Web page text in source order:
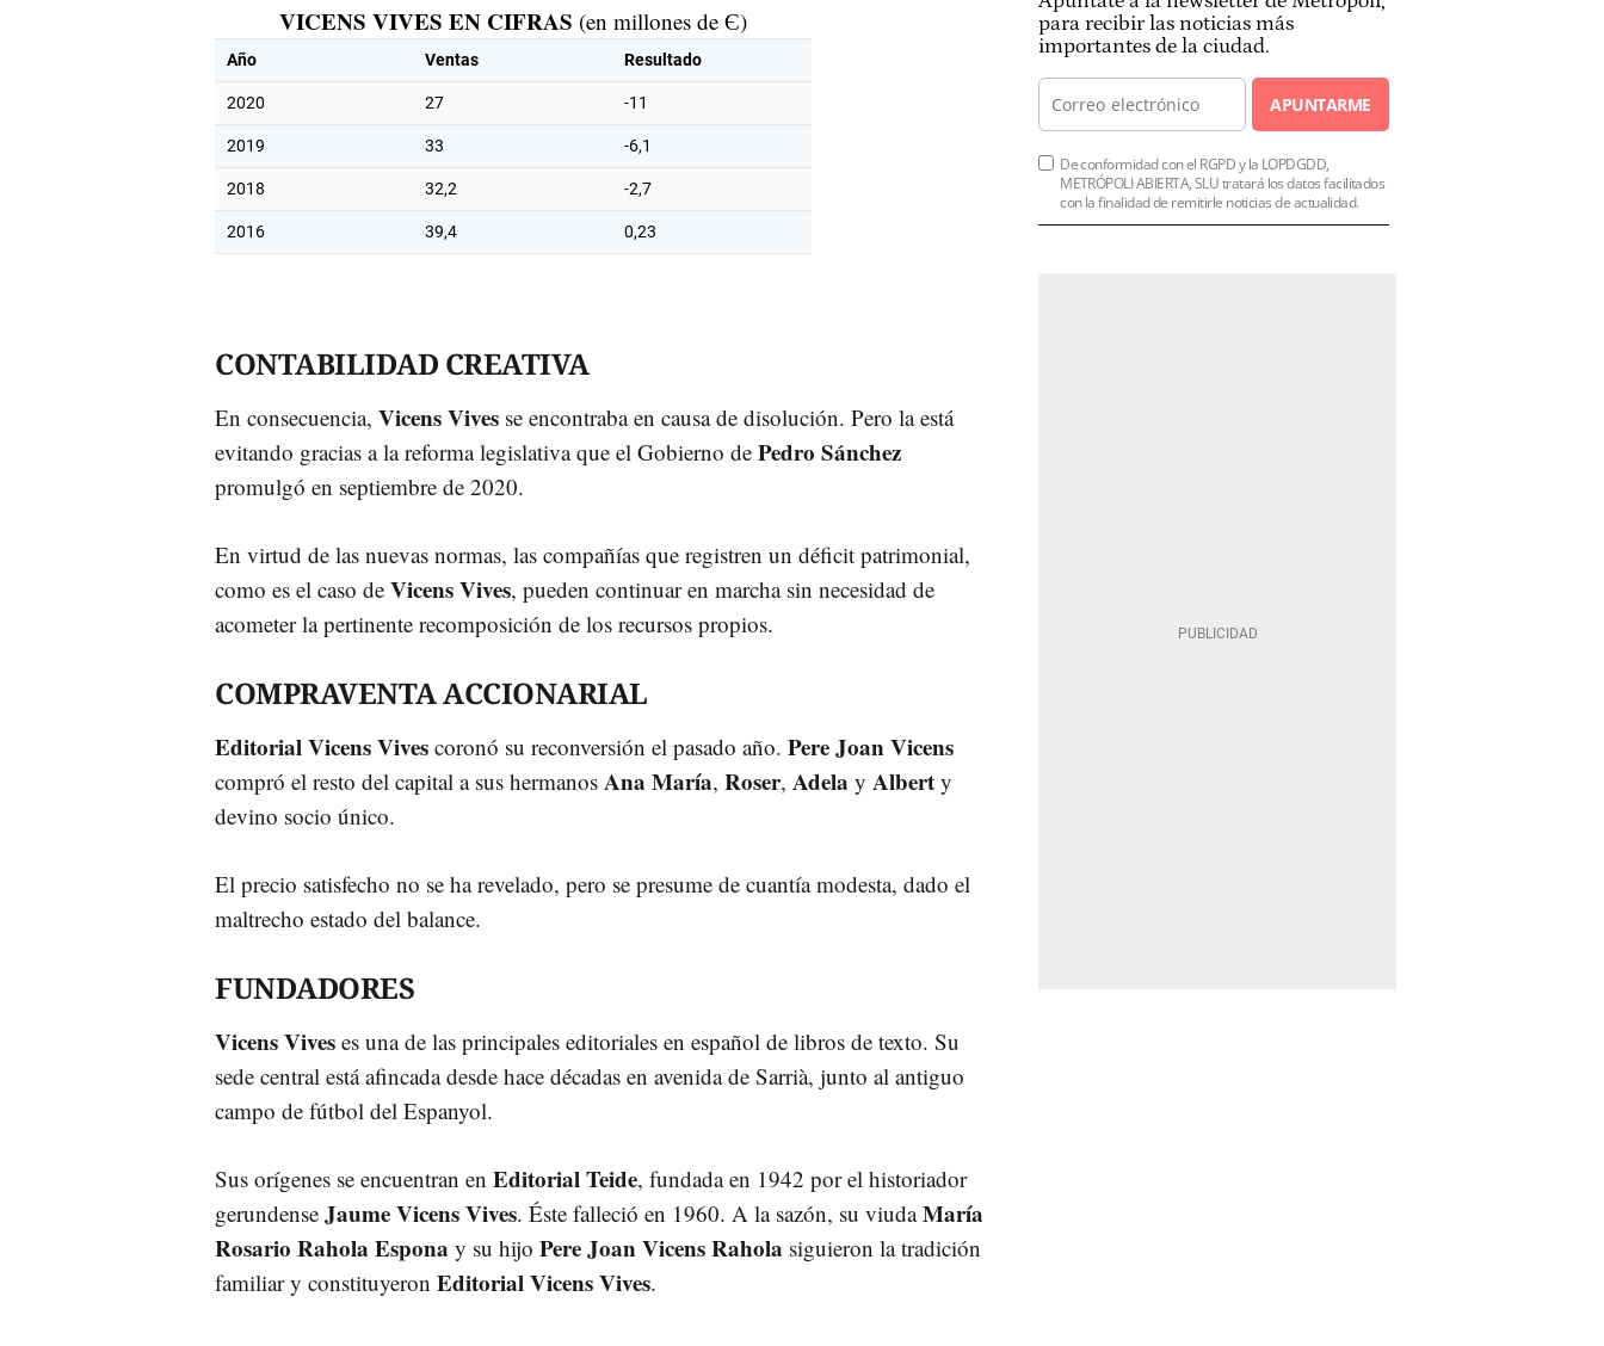
VICENS VIVES EN CIFRAS (en millones de Є)
Año Ventas Resultado
2020 27 -11
2019 33 -6,1
2018 32,2 -2,7
2016 39,4 0,23
CONTABILIDAD CREATIVA
En consecuencia, Vicens Vives se encontraba en causa de disolución. Pero la está
evitando gracias a la reforma legislativa que el Gobierno de Pedro Sánchez
promulgó en septiembre de 2020.
En virtud de las nuevas normas, las compañías que registren un déficit patrimonial,
como es el caso de Vicens Vives, pueden continuar en marcha sin necesidad de
acometer la pertinente recomposición de los recursos propios.
COMPRAVENTA ACCIONARIAL
Editorial Vicens Vives coronó su reconversión el pasado año. Pere Joan Vicens
compró el resto del capital a sus hermanos Ana María, Roser, Adela y Albert y
devino socio único.
El precio satisfecho no se ha revelado, pero se presume de cuantía modesta, dado el
maltrecho estado del balance.
FUNDADORES
Vicens Vives es una de las principales editoriales en español de libros de texto. Su
sede central está afincada desde hace décadas en avenida de Sarrià, junto al antiguo
campo de fútbol del Espanyol.
Sus orígenes se encuentran en Editorial Teide, fundada en 1942 por el historiador
gerundense Jaume Vicens Vives. Éste falleció en 1960. A la sazón, su viudaMaría
Rosario Rahola Espona y su hijo Pere Joan Vicens Rahola siguieron la tradición
familiar y constituyeron Editorial Vicens Vives.
para recibir las noticias más
importantes de la ciudad.
APUNTARME
De conformidad con el RGPD y la LOPDGDD,
METRÓPOLI ABIERTA, SLU tratará los datos facilitados
con la finalidad de remitirle noticias de actualidad.